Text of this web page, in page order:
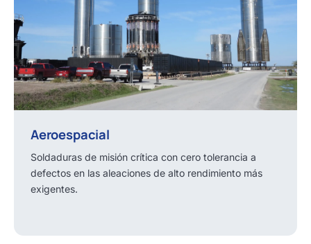
Aeroespacial
Soldaduras de misión crítica con cero tolerancia a
defectos en las aleaciones de alto rendimiento más
exigentes.